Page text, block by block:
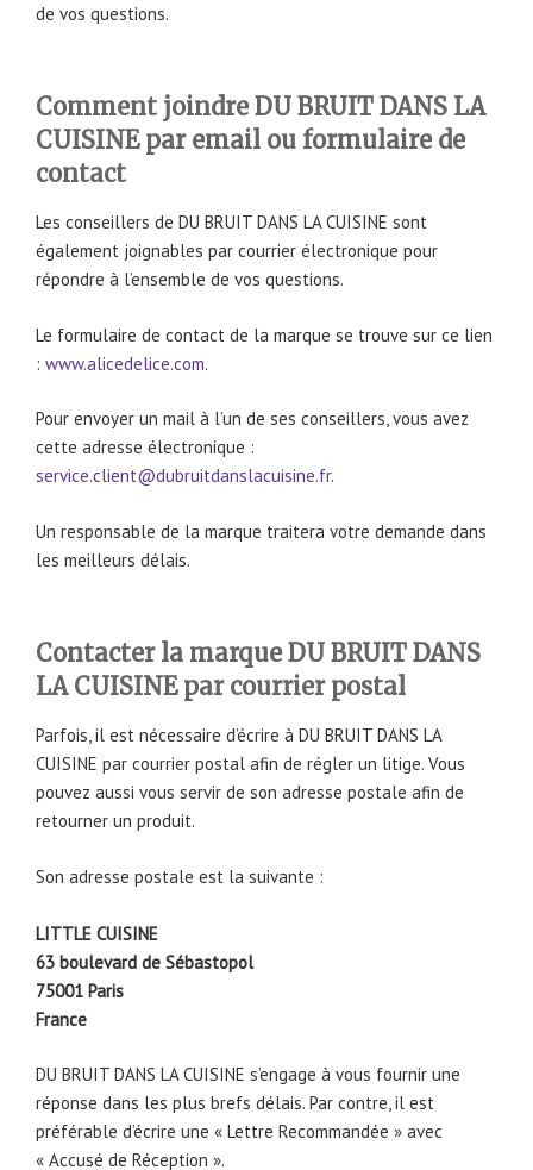
de vos questions.
Comment joindre DU BRUIT DANS LA
CUISINE par email ou formulaire de
contact
Les conseillers de DU BRUIT DANS LA CUISINE sont
également joignables par courrier électronique pour
répondre à l’ensemble de vos questions.
Le formulaire de contact de la marque se trouve sur ce lien
: www.alicedelice.com.
Pour envoyer un mail à l’un de ses conseillers, vous avez
cette adresse électronique :
service.client@dubruitdanslacuisine.fr.
Un responsable de la marque traitera votre demande dans
les meilleurs délais.
Contacter la marque DU BRUIT DANS
LA CUISINE par courrier postal
Parfois, il est nécessaire d’écrire à DU BRUIT DANS LA
CUISINE par courrier postal afin de régler un litige. Vous
pouvez aussi vous servir de son adresse postale afin de
retourner un produit.
Son adresse postale est la suivante :
LITTLE CUISINE
63 boulevard de Sébastopol
75001 Paris
France
DU BRUIT DANS LA CUISINE s’engage à vous fournir une
réponse dans les plus brefs délais. Par contre, il est
préférable d’écrire une « Lettre Recommandée » avec
« Accusé de Réception ».